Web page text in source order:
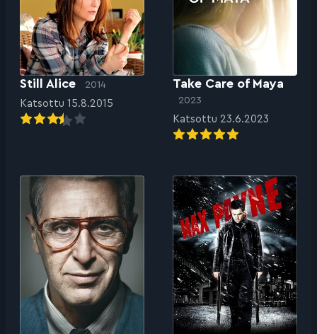
Still Alice 2014
Katsottu 15.8.2015
Take Care of Maya
2023
Katsottu 23.6.2023